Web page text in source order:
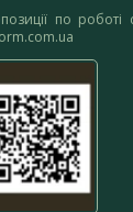
по роботі